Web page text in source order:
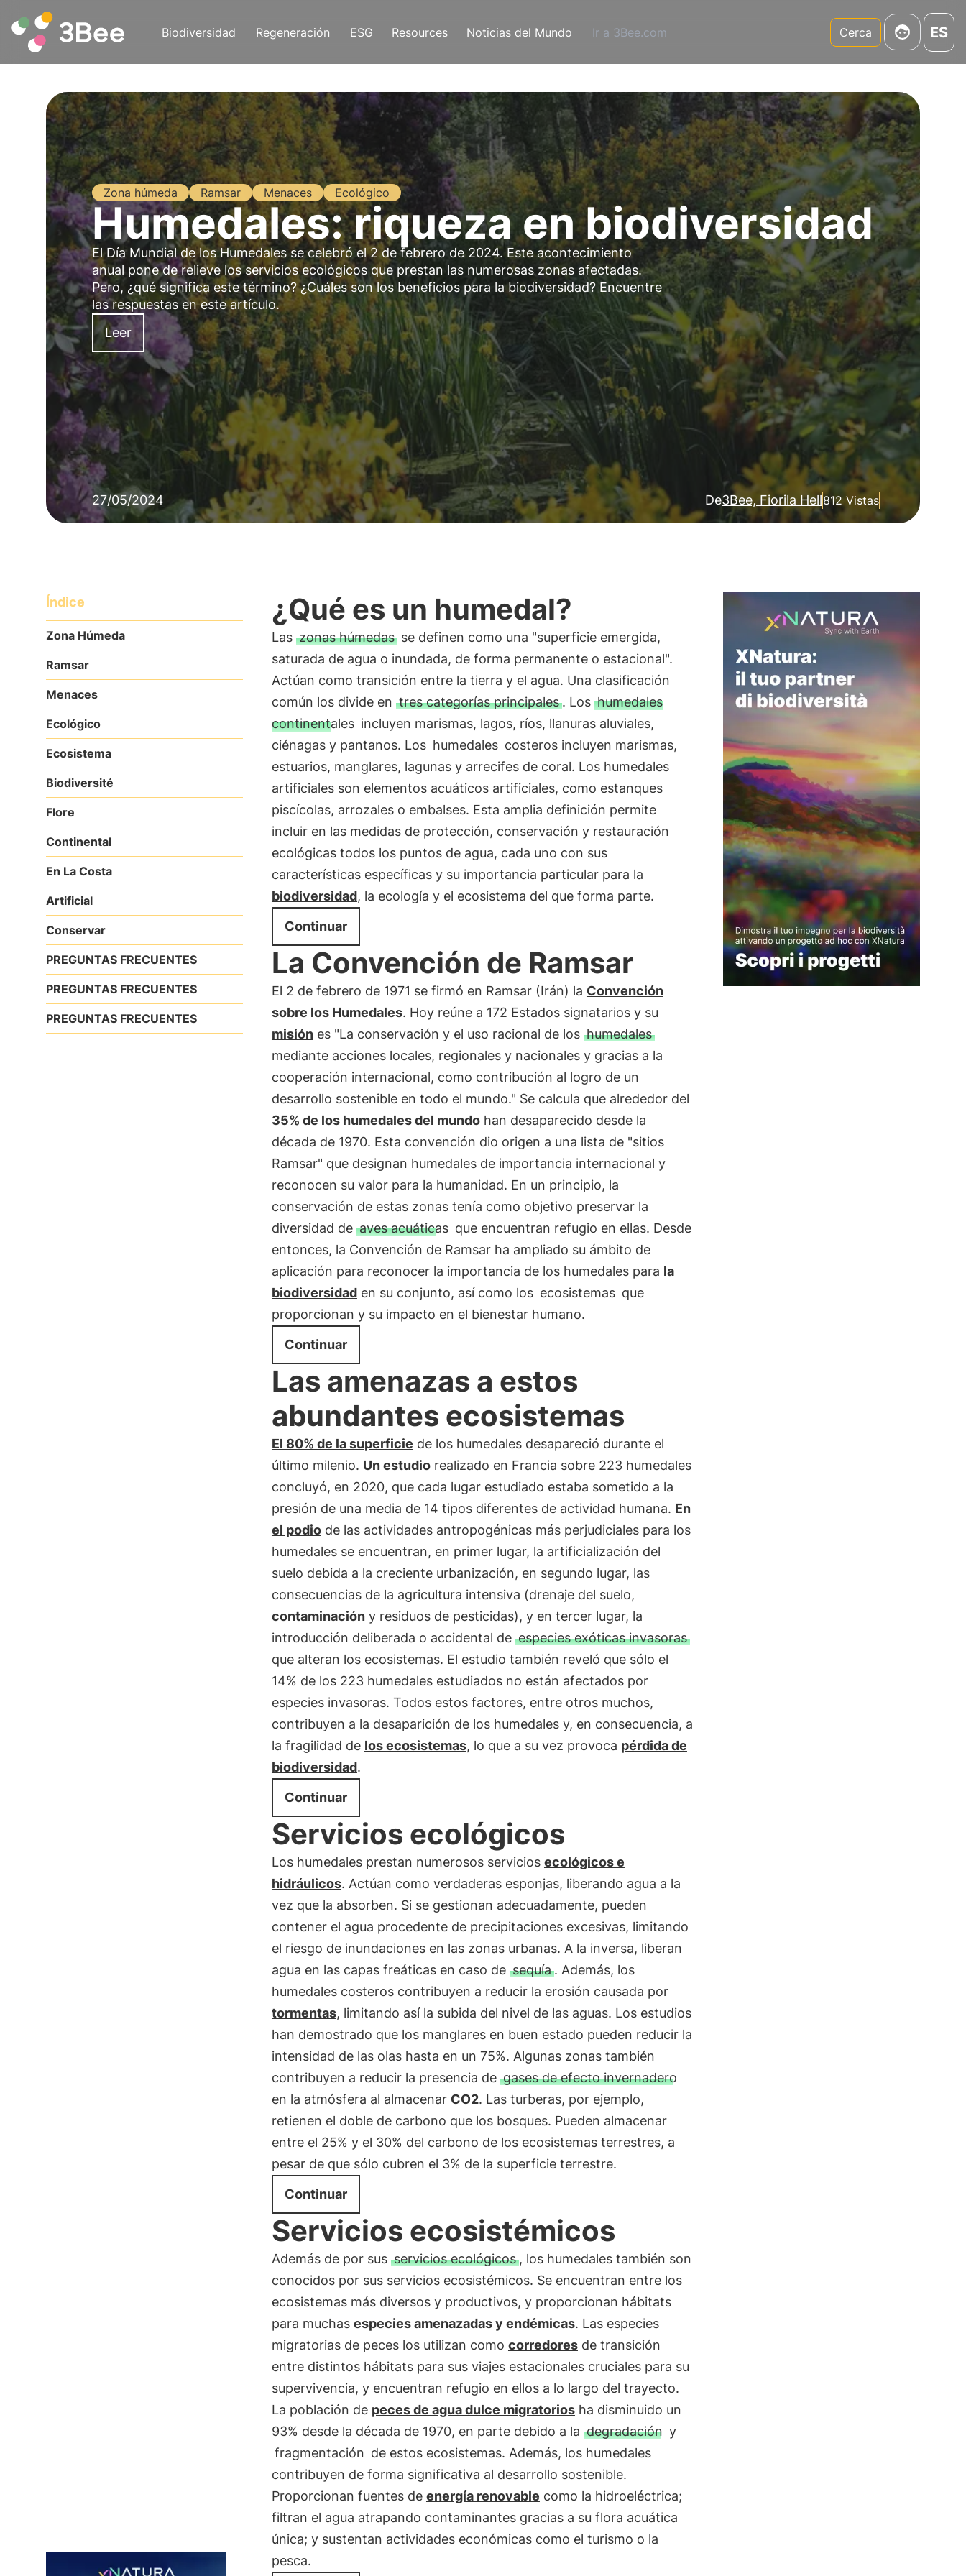
Biodiversidad Regeneración ESG Resources Noticias del Mundo Ir a 3Bee.com Cerca ES
Zona húmeda Ramsar Menaces Ecológico
Humedales: riqueza en biodiversidad
El Día Mundial de los Humedales se celebró el 2 de febrero de 2024. Este acontecimiento
anual pone de relieve los servicios ecológicos que prestan las numerosas zonas afectadas.
Pero, ¿qué significa este término? ¿Cuáles son los beneficios para la biodiversidad? Encuentre
las respuestas en este artículo.
Leer
27/05/2024 De3Bee, Fiorila Hell812 Vistas
Índice
Zona Húmeda
Ramsar
Menaces
Ecológico
Ecosistema
Biodiversité
Flore
Continental
En La Costa
Artificial
Conservar
PREGUNTAS FRECUENTES
PREGUNTAS FRECUENTES
PREGUNTAS FRECUENTES
¿Qué es un humedal?
Las zonas húmedasse definen como una "superficie emergida,
saturada de agua o inundada, de forma permanente o estacional".
Actúan como transición entre la tierra y el agua. Una clasificación
común los divide en tres categorías principales. Los humedales
continentales incluyen marismas, lagos, ríos, llanuras aluviales,
ciénagas y pantanos. Los humedales costeros incluyen marismas,
estuarios, manglares, lagunas y arrecifes de coral. Los humedales
artificiales son elementos acuáticos artificiales, como estanques
piscícolas, arrozales o embalses. Esta amplia definición permite
incluir en las medidas de protección, conservación y restauración
ecológicas todos los puntos de agua, cada uno con sus
características específicas y su importancia particular para la
biodiversidad, la ecología y el ecosistema del que forma parte.
Continuar
La Convención de Ramsar
El 2 de febrero de 1971 se firmó en Ramsar (Irán) la Convención
sobre los Humedales. Hoy reúne a 172 Estados signatarios y su
misiónes "La conservación y el uso racional de los humedales
mediante acciones locales, regionales y nacionales y gracias a la
cooperación internacional, como contribución al logro de un
desarrollo sostenible en todo el mundo." Se calcula que alrededor del
35% de los humedales del mundohan desaparecido desde la
década de 1970. Esta convención dio origen a una lista de "sitios
Ramsar" que designan humedales de importancia internacional y
reconocen su valor para la humanidad. En un principio, la
conservación de estas zonas tenía como objetivo preservar la
diversidad de aves acuáticas que encuentran refugio en ellas. Desde
entonces, la Convención de Ramsar ha ampliado su ámbito de
aplicación para reconocer la importancia de los humedales para la
biodiversidaden su conjunto, así como los ecosistemas que
proporcionan y su impacto en el bienestar humano.
Continuar
Las amenazas a estos
abundantes ecosistemas
El 80% de la superficie de los humedales desapareció durante el
último milenio. Un estudiorealizado en Francia sobre 223 humedales
concluyó, en 2020, que cada lugar estudiado estaba sometido a la
presión de una media de 14 tipos diferentes de actividad humana. En
el podiode las actividades antropogénicas más perjudiciales para los
humedales se encuentran, en primer lugar, la artificialización del
suelo debida a la creciente urbanización, en segundo lugar, las
consecuencias de la agricultura intensiva (drenaje del suelo,
contaminacióny residuos de pesticidas), y en tercer lugar, la
introducción deliberada o accidental de especies exóticas invasoras
que alteran los ecosistemas. El estudio también reveló que sólo el
14% de los 223 humedales estudiados no están afectados por
especies invasoras. Todos estos factores, entre otros muchos,
contribuyen a la desaparición de los humedales y, en consecuencia, a
la fragilidad de los ecosistemas, lo que a su vez provoca pérdida de
biodiversidad.
Continuar
Servicios ecológicos
Los humedales prestan numerosos servicios ecológicos e
hidráulicos. Actúan como verdaderas esponjas, liberando agua a la
vez que la absorben. Si se gestionan adecuadamente, pueden
contener el agua procedente de precipitaciones excesivas, limitando
el riesgo de inundaciones en las zonas urbanas. A la inversa, liberan
agua en las capas freáticas en caso de sequía. Además, los
humedales costeros contribuyen a reducir la erosión causada por
tormentas, limitando así la subida del nivel de las aguas. Los estudios
han demostrado que los manglares en buen estado pueden reducir la
intensidad de las olas hasta en un 75%. Algunas zonas también
contribuyen a reducir la presencia de gases de efecto invernadero
en la atmósfera al almacenar CO2. Las turberas, por ejemplo,
retienen el doble de carbono que los bosques. Pueden almacenar
entre el 25% y el 30% del carbono de los ecosistemas terrestres, a
pesar de que sólo cubren el 3% de la superficie terrestre.
Continuar
Servicios ecosistémicos
Además de por sus servicios ecológicos, los humedales también son
conocidos por sus servicios ecosistémicos. Se encuentran entre los
ecosistemas más diversos y productivos, y proporcionan hábitats
para muchas especies amenazadas y endémicas. Las especies
migratorias de peces los utilizan como corredoresde transición
entre distintos hábitats para sus viajes estacionales cruciales para su
supervivencia, y encuentran refugio en ellos a lo largo del trayecto.
La población de peces de agua dulce migratoriosha disminuido un
93% desde la década de 1970, en parte debido a la degradación y
fragmentación de estos ecosistemas. Además, los humedales
contribuyen de forma significativa al desarrollo sostenible.
Proporcionan fuentes de energía renovable como la hidroeléctrica;
filtran el agua atrapando contaminantes gracias a su flora acuática
única; y sustentan actividades económicas como el turismo o la
pesca.